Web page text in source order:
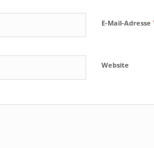
E-Mail-Adresse
Website